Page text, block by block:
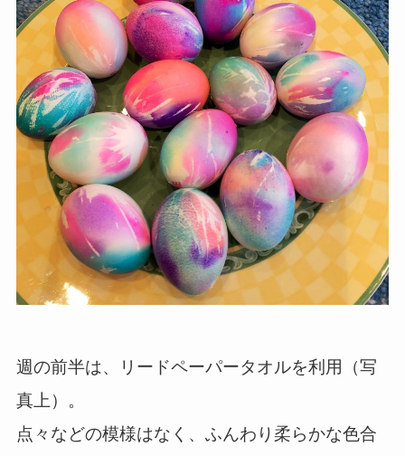
週の前半は、リードペーパータオルを利用（写
真上）。
点々などの模様はなく、ふんわり柔らかな色合